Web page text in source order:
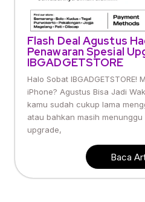
Flash Deal Agustus
Penawaran Spesial
IBGADGETSTORE
Halo Sobat
iPhone? Agustus Bisa Jadi
kamu sudah cukup lama
atau bahkan masih
upgrade,
Baca